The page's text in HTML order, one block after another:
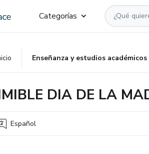
Categorías
Enseñanza y estudios académicos
DIA DE LA
Español